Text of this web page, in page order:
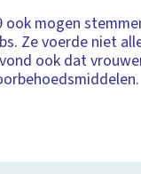
ook mogen
Ze voerde niet
ook dat